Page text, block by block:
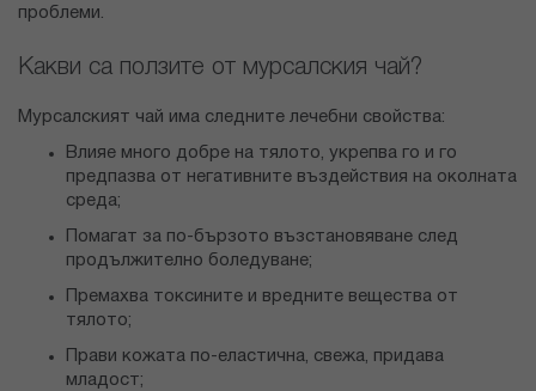
проблеми.
Какви са ползите от мурсалския чай?
Мурсалският чай има следните лечебни свойства:
Влияе много добре на тялото, укрепва го и го
предпазва от негативните въздействия на околната
среда;
Помагат за по-бързото възстановяване след
продължително боледуване;
Премахва токсините и вредните вещества от
тялото;
Прави кожата по-еластична, свежа, придава
младост;